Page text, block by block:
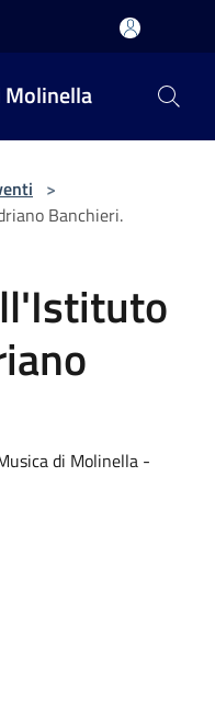
Molinella
>
Banchieri.
di Molinella -